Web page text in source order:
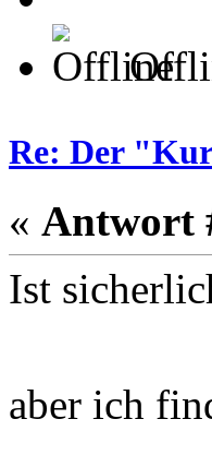
Re: Der
« Antwort
Ist
aber ich